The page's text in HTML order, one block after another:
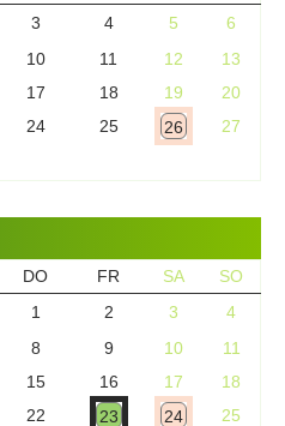
3 4 5
6
10 11 12
13
17 18 19
20
24 25 26
27
DO FR SA
SO
1
2 3
4
8 9 10
11
15 16 17
18
22 23 24
25